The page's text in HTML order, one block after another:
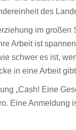
des
im
Arbeit ist
schwer es ist,
in eine Arbeit
„Cash! Eine
Eine Anmeldung